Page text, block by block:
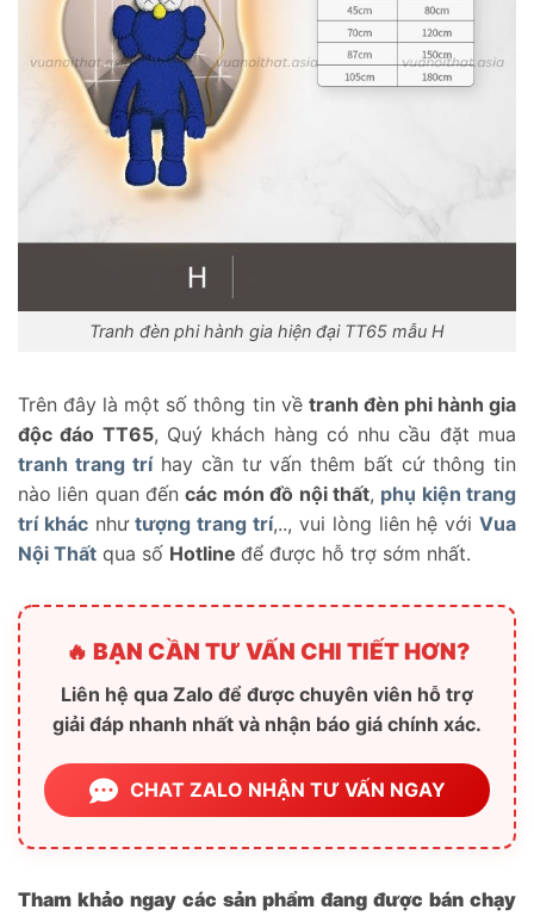
Tranh đèn phi hành gia hiện đại TT65 mẫu H
Trên đây là một số thông tin về tranh đèn phi hành gia
độc đáo TT65, Quý khách hàng có nhu cầu đặt mua
tranh trang tríhay cần tư vấn thêm bất cứ thông tin
nào liên quan đếncác món đồ nội thất, phụ kiện trang
trí khácnhưtượng trang trí,.., vui lòng liên hệ vớiVua
Nội Thất qua số Hotline để được hỗ trợ sớm nhất.
🔥 BẠN CẦN TƯ VẤN CHI TIẾT HƠN?
Liên hệ qua Zalo để được chuyên viên hỗ trợ
giải đáp nhanh nhất và nhận báo giá chính xác.
CHAT ZALO NHẬN TƯ VẤN NGAY
Tham khảo ngay các sản phẩm đang được bán chạy